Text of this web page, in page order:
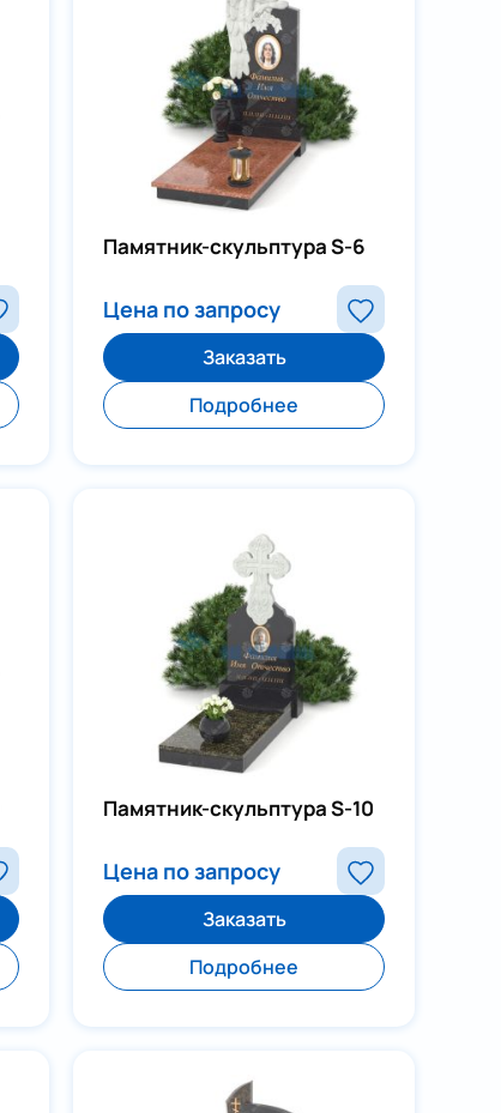
Памятник-скульптура S-6
Цена по запросу
Заказать
Подробнее
Памятник-скульптура S-10
Цена по запросу
Заказать
Подробнее